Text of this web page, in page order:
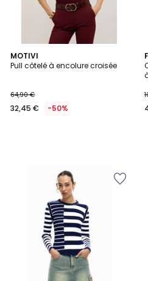
MOTIVI
Pull côtelé à encolure croisée
64,90 €
32,45 € -50%